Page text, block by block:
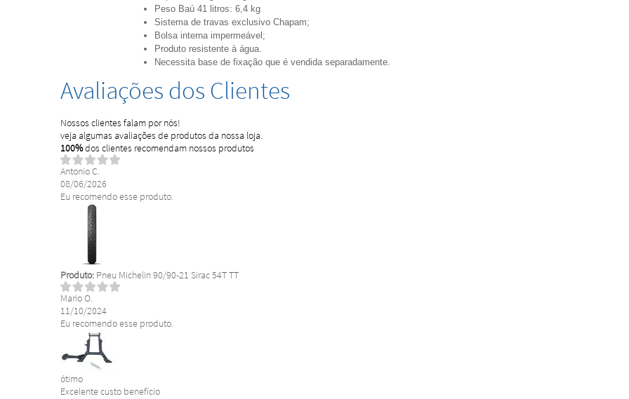
Peso Baú 41 litros: 6,4 kg
Sistema de travas exclusivo Chapam;
Bolsa interna impermeável;
Produto resistente à água.
Necessita base de fixação que é vendida separadamente.
Avaliações dos Clientes
Nossos clientes falam por nós!
veja algumas avaliações de produtos da nossa loja.
100%dos clientes recomendam nossos produtos
Antonio C.
08/06/2026
Eu recomendo esse produto.
Produto: Pneu Michelin 90/90-21 Sirac 54T TT
Mario O.
11/10/2024
Eu recomendo esse produto.
ótimo
Excelente custo benefício